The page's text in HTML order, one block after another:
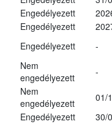
Engedélyezett
Engedélyezett
Engedélyezett -
Nem
engedélyezett
-
Nem
engedélyezett
01/
Engedélyezett 30/